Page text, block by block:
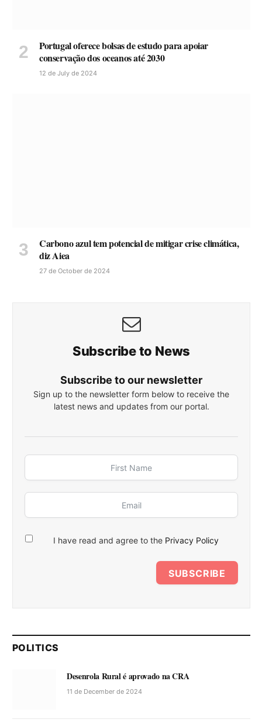
Portugal oferece bolsas de estudo para apoiar
conservação dos oceanos até 2030
12 de July de 2024
Carbono azul tem potencial de mitigar crise climática,
diz Aiea
27 de October de 2024
Subscribe to News
Subscribe to our newsletter
Sign up to the newsletter form below to receive the
latest news and updates from our portal.
I have read and agree to the Privacy Policy
SUBSCRIBE
POLITICS
Desenrola Rural é aprovado na CRA
11 de December de 2024